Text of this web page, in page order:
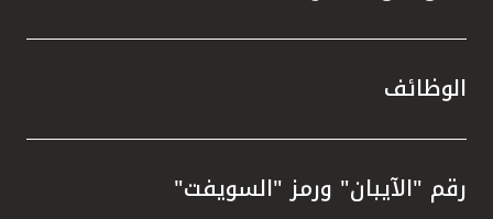
الوظائف
رقم "الآيبان" ورمز "السويفت"